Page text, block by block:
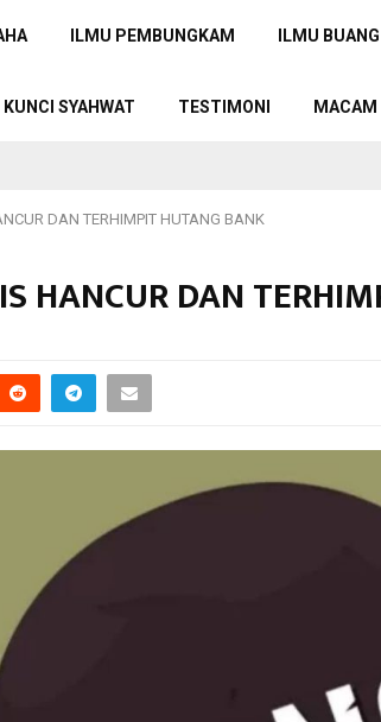
ILMU PEMBUNGKAM ILMU
KUNCI SYAHWAT TESTIMONI MACAM
DAN TERHIMPIT HUTANG BANK
HANCUR DAN